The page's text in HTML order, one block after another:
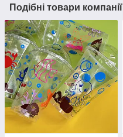
Подібні товари компанії